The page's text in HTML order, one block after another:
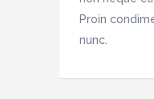
Proin
nunc.